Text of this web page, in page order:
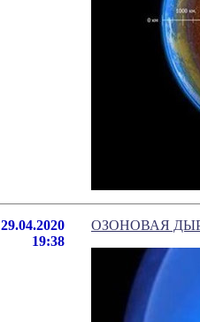
29.04.2020
19:38
ОЗОНОВАЯ